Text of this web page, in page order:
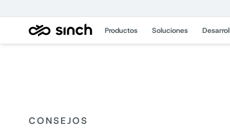
Productos Soluciones
CONSEJOS